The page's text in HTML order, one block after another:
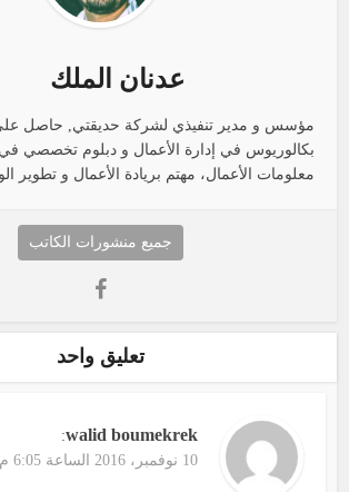
عدنان الملك
مؤسس و مدير تنفيذي لشركة حديقتي, حاصل
بكالوريوس في إدارة الأعمال و دبلوم تخصصي في
معلومات الأعمال، مهتم بريادة الأعمال و تطوير
جميع منشورات الكاتب
تعليق واحد
walid boumekrek
:
10 نوفمبر، 2016 الساعة 6:05 م